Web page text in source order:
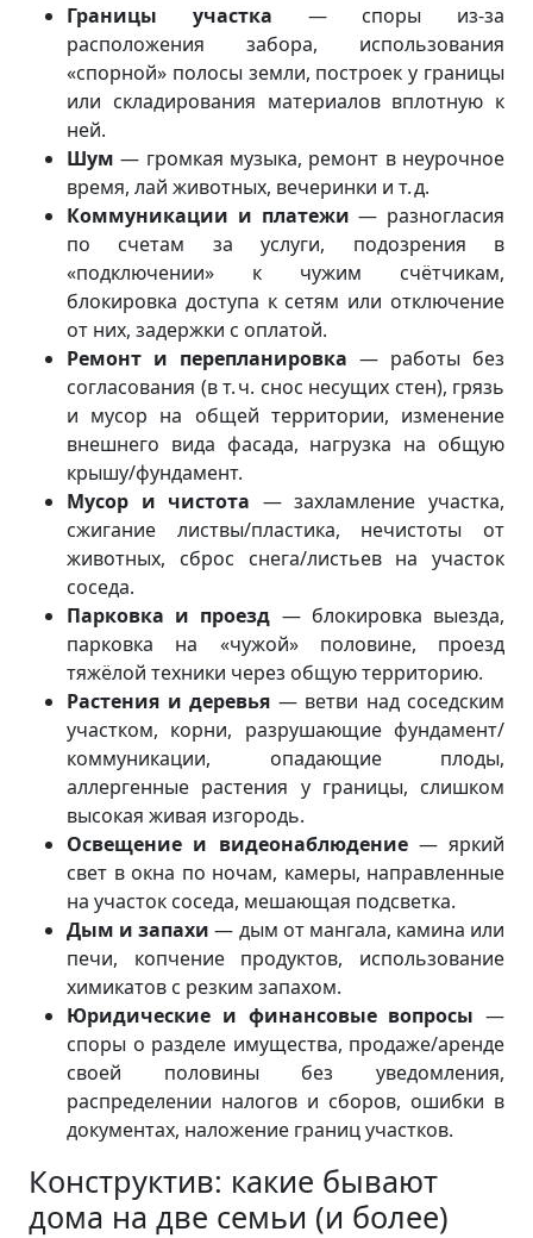
Границы участка — споры из‑за
расположения забора, использования
«спорной» полосы земли, построек у границы
или складирования материалов вплотную к
ней.
Шум — громкая музыка, ремонт в неурочное
время, лай животных, вечеринки и т. д.
Коммуникации и платежи — разногласия
по счетам за услуги, подозрения в
«подключении» к чужим счётчикам,
блокировка доступа к сетям или отключение
от них, задержки с оплатой.
Ремонт и перепланировка — работы без
согласования (в т. ч. снос несущих стен), грязь
и мусор на общей территории, изменение
внешнего вида фасада, нагрузка на общую
крышу/фундамент.
Мусор и чистота — захламление участка,
сжигание листвы/пластика, нечистоты от
животных, сброс снега/листьев на участок
соседа.
Парковка и проезд — блокировка выезда,
парковка на «чужой» половине, проезд
тяжёлой техники через общую территорию.
Растения и деревья — ветви над соседским
участком, корни, разрушающие фундамент/
коммуникации, опадающие плоды,
аллергенные растения у границы, слишком
высокая живая изгородь.
Освещение и видеонаблюдение— яркий
свет в окна по ночам, камеры, направленные
на участок соседа, мешающая подсветка.
Дым и запахи — дым от мангала, камина или
печи, копчение продуктов, использование
химикатов с резким запахом.
Юридические и финансовые вопросы —
споры о разделе имущества, продаже/аренде
своей половины без уведомления,
распределении налогов и сборов, ошибки в
документах, наложение границ участков.
Конструктив: какие бывают
дома на две семьи (и более)